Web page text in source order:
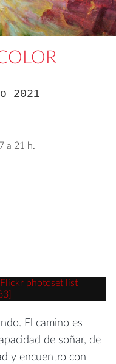
2021
a 21 h.
photoset list
El camino es
de soñar, de
y encuentro con